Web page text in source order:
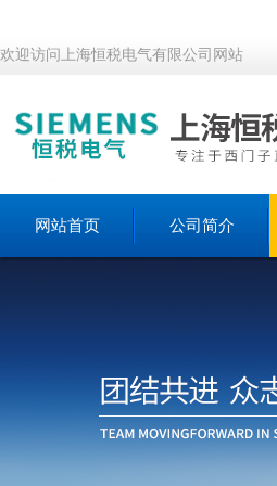
欢迎访问上海恒税电气有限公司网站
网站首页 公司简介